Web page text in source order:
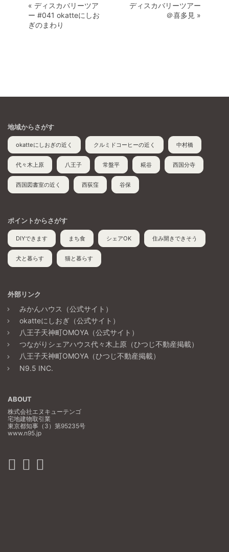
« ディスカバリーツア
ー #041 okatteにしお
ぎのまわり
ディスカバリーツアー
＠喜多見 »
地域からさがす
okatteにしおぎの近く クルミドコーヒーの近く 中村橋
代々木上原 八王子 常盤平 糀谷 西国分寺
西国図書室の近く 西荻窪 谷保
ポイントからさがす
DIYできます まち食 シェアOK 住み開きできそう
犬と暮らす 猫と暮らす
外部リンク
みかんハウス（公式サイト）
okatteにしおぎ（公式サイト）
八王子天神町OMOYA（公式サイト）
つながりシェアハウス代々木上原（ひつじ不動産掲載）
八王子天神町OMOYA（ひつじ不動産掲載）
N9.5 INC.
ABOUT
株式会社エヌキューテンゴ
宅地建物取引業
東京都知事（3）第95235号
www.n95.jp